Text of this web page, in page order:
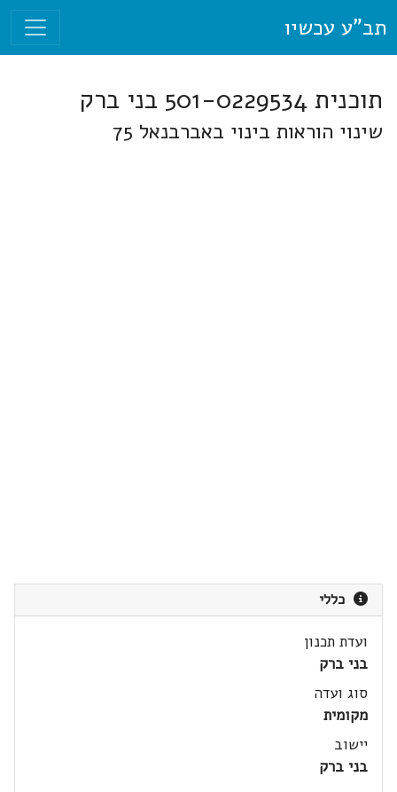
תב"ע עכשיו
תוכנית 501-0229534 בני ברק
שינוי הוראות בינוי באברבנאל 75
כללי
ועדת תכנון
בני ברק
סוג ועדה
מקומית
יישוב
בני ברק